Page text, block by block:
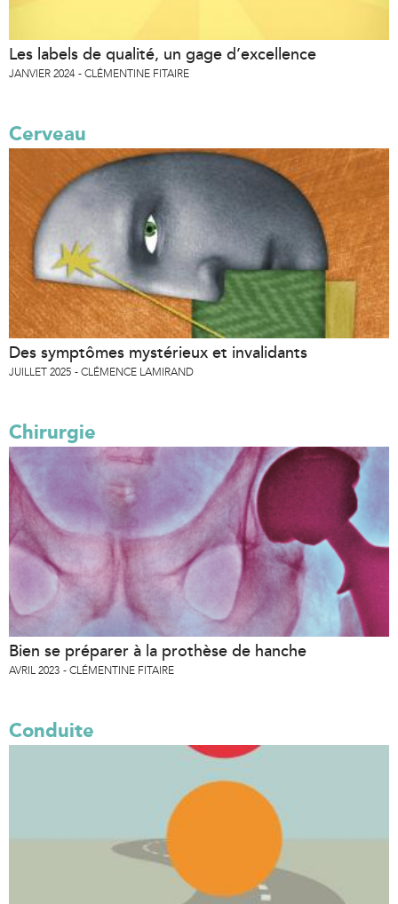
Les labels de qualité, un gage d’excellence
JANVIER 2024 CLÉMENTINE FITAIRE
Cerveau
Des symptômes mystérieux et invalidants
JUILLET 2025 CLÉMENCE LAMIRAND
Chirurgie
Bien se préparer à la prothèse de hanche
AVRIL 2023 CLÉMENTINE FITAIRE
Conduite